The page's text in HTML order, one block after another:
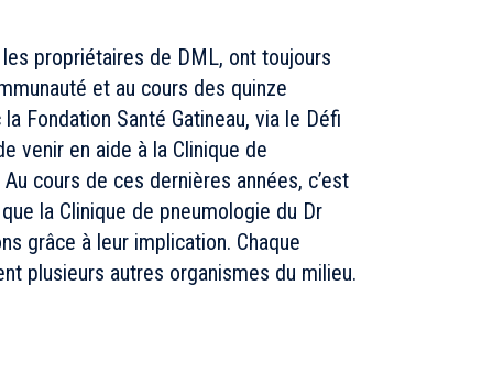
propriétaires de DML, ont toujours
et au cours des quinze
Fondation Santé Gatineau, via le Défi
venir en aide à la Clinique de
cours de ces dernières années, c’est
la Clinique de pneumologie du Dr
grâce à leur implication. Chaque
plusieurs autres organismes du milieu.